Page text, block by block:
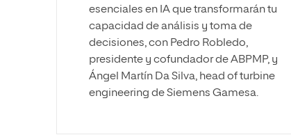
esenciales en IA que transformarán tu
capacidad de análisis y toma de
decisiones, con Pedro Robledo,
presidente y cofundador de ABPMP, y
Ángel Martín Da Silva, head of turbine
engineering de Siemens Gamesa.